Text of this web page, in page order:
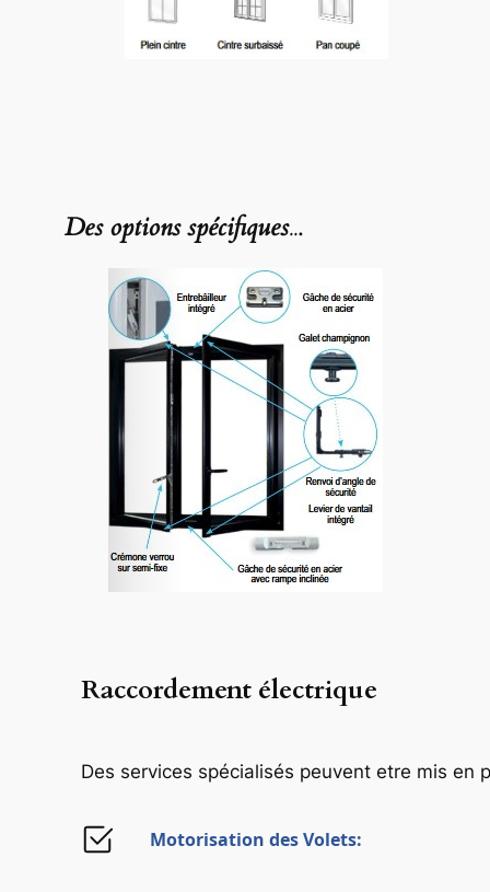
Des options spécifiques...
Raccordement électrique
Des services spécialisés peuvent etre mis en
Motorisation desVolets: